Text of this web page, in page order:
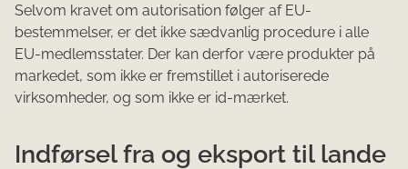
Selvom kravet om autorisation følger af EU-
bestemmelser, er det ikke sædvanlig procedure i alle
EU-medlemsstater. Der kan derfor være produkter på
markedet, som ikke er fremstillet i autoriserede
virksomheder, og som ikke er id-mærket.
Indførsel fra og eksport til lande